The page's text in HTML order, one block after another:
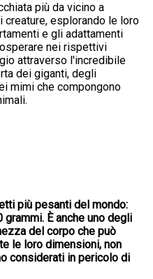
più da vicino a
esplorando le loro
e gli adattamenti
nei rispettivi
attraverso l'incredibile
dei giganti, degli
mimi che compongono
più pesanti del mondo:
È anche uno degli
del corpo che può
le loro dimensioni, non
considerati in pericolo di